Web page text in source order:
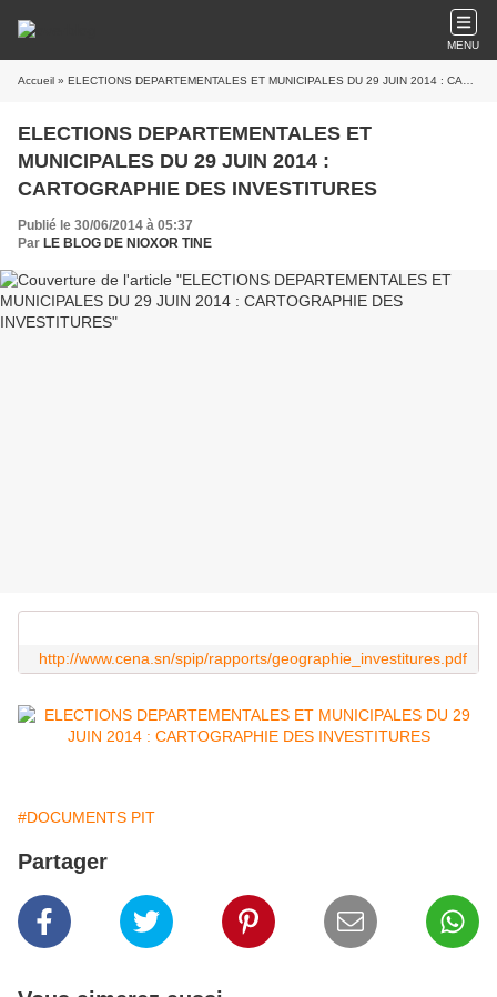
MENU
Accueil » ELECTIONS DEPARTEMENTALES ET MUNICIPALES DU 29 JUIN 2014 : CARTOGRAPHIE DES INVESTITURES
ELECTIONS DEPARTEMENTALES ET
MUNICIPALES DU 29 JUIN 2014 :
CARTOGRAPHIE DES INVESTITURES
Publié le 30/06/2014 à 05:37
Par LE BLOG DE NIOXOR TINE
http://www.cena.sn/spip/rapports/geographie_investitures.pdf
#DOCUMENTS PIT
Partager